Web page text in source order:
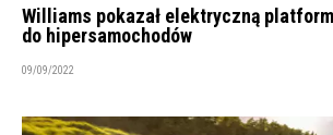
Williams pokazał elektryczną
do hipersamochodów
09/09/2022